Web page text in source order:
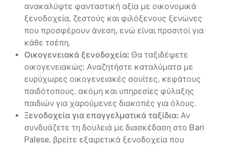
ανακαλύψτε φανταστική αξία με οικονομικά
ξενοδοχεία, ζεστούς και φιλόξενους ξενώνες
που προσφέρουν άνεση, ενώ είναι προσιτοί για
κάθε τσέπη.
Οικογενειακά ξενοδοχεία: Θα ταξιδέψετε
οικογενειακώς; Αναζητήστε καταλύματα με
ευρύχωρες οικογενειακές σουίτες, κεφάτους
παιδότοπους, ακόμη και υπηρεσίες φύλαξης
παιδιών για χαρούμενες διακοπές για όλους.
Ξενοδοχεία για επαγγελματικά ταξίδια: Αν
συνδυάζετε τη δουλειά με διασκέδαση στο Bari
Palese, βρείτε εξαιρετικά ξενοδοχεία που